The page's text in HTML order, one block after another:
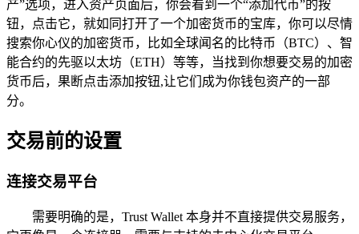
产”选项，进入资产页面后，你会看到一个“添加代币”的按
钮，点击它，就如同打开了一个加密货币的宝库，你可以尽情
搜索你心仪的加密货币，比如全球闻名的比特币（BTC）、智
能合约的先驱以太坊（ETH）等等，当找到你想要交易的加密
货币后，果断点击添加按钮,让它们成为你钱包资产的一部
分。
交易前的设置
连接交易平台
需要明确的是，Trust Wallet 本身并不直接提供交易服务，